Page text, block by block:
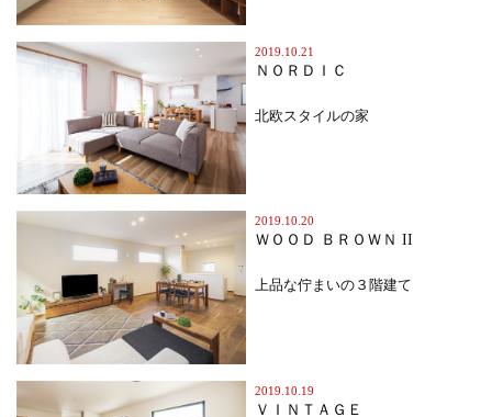
2019.10.21
ＮＯＲＤＩＣ
北欧スタイルの家
2019.10.20
ＷＯＯＤ ＢＲＯＷＮ II
上品な佇まいの３階建て
2019.10.19
ＶＩＮＴＡＧＥ